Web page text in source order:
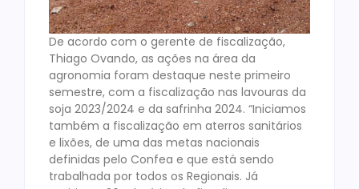
De acordo com o gerente de fiscalização,
Thiago Ovando, as ações na área da
agronomia foram destaque neste primeiro
semestre, com a fiscalização nas lavouras da
soja 2023/2024 e da safrinha 2024. “Iniciamos
também a fiscalização em aterros sanitários
e lixões, de uma das metas nacionais
definidas pelo Confea e que está sendo
trabalhada por todos os Regionais. Já